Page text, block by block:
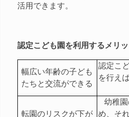
活用できます。
認定こども園を利用するメリッ
幅広い年齢の子ども
たちと交流ができる
認定こ
を行え
転園のリスクが下が
幼稚
め、そ